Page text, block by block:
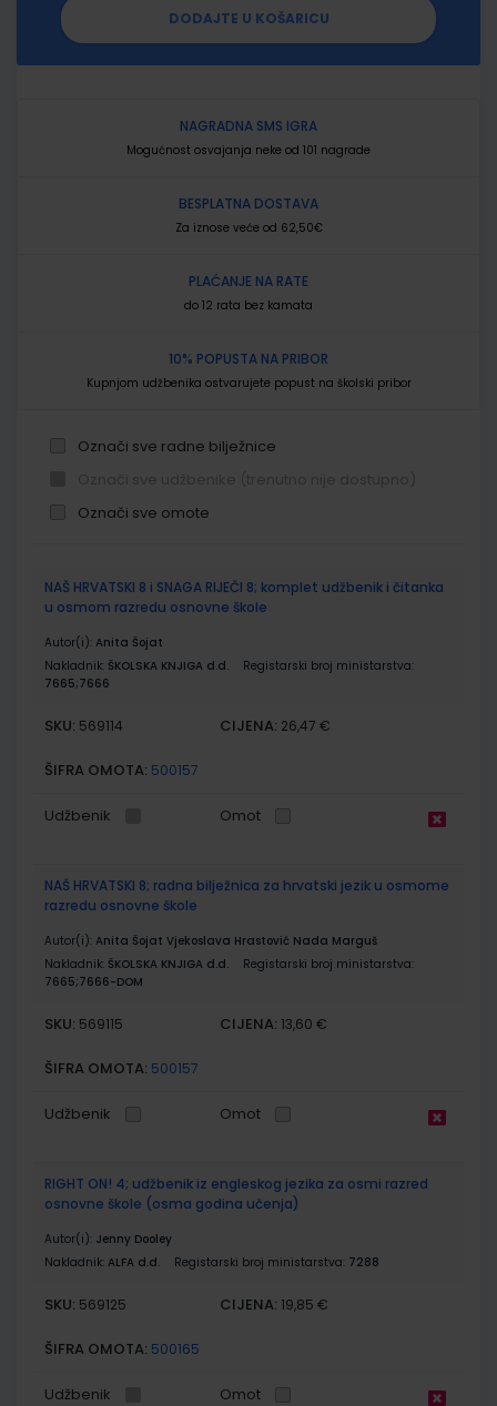
DODAJTE U KOŠARICU
NAGRADNA SMS IGRA
Mogućnost osvajanja neke od 101 nagrade
BESPLATNA DOSTAVA
Za iznose veće od 62,50€
PLAĆANJE NA RATE
do 12 rata bez kamata
10% POPUSTA NA PRIBOR
Kupnjom udžbenika ostvarujete popust na školski pribor
Označi sve radne bilježnice
Označi sve omote
proizvodi
NAŠ HRVATSKI 8 i SNAGA RIJEČI 8; komplet udžbenik i čitanka
u osmom razredu osnovne škole
Autor(i): Anita Šojat
Nakladnik: ŠKOLSKA KNJIGA d.d.
Registarski broj ministarstva:
7665;7666
SKU: 569114 CIJENA: 26,47 €
ŠIFRA OMOTA: 500157
Udžbenik Omot
NAŠ HRVATSKI 8; radna bilježnica za hrvatski jezik u osmome
razredu osnovne škole
Autor(i): Anita Šojat Vjekoslava Hrastović Nada Marguš
Nakladnik: ŠKOLSKA KNJIGA d.d.
Registarski broj ministarstva:
7665;7666-DOM
SKU: 569115 CIJENA: 13,60 €
ŠIFRA OMOTA: 500157
Udžbenik Omot
RIGHT ON! 4; udžbenik iz engleskog jezika za osmi razred
osnovne škole (osma godina učenja)
Autor(i): Jenny Dooley
Nakladnik: ALFA d.d. Registarski broj ministarstva: 7288
SKU: 569125 CIJENA: 19,85 €
ŠIFRA OMOTA: 500165
Udžbenik Omot